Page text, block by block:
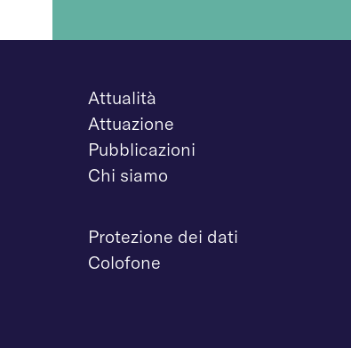
Attualità
Attuazione
Pubblicazioni
Chi siamo
Protezione dei dati
Colofone